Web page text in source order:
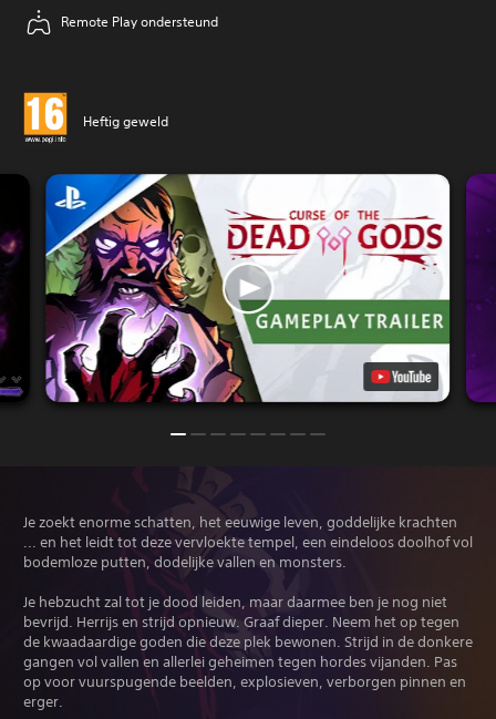
Remote Play ondersteund
Heftig geweld
Je zoekt enorme schatten, het eeuwige leven, goddelijke krachten
... en het leidt tot deze vervloekte tempel, een eindeloos doolhof vol
bodemloze putten, dodelijke vallen en monsters.
Je hebzucht zal tot je dood leiden, maar daarmee ben je nog niet
bevrijd. Herrijs en strijd opnieuw. Graaf dieper. Neem het op tegen
de kwaadaardige goden die deze plek bewonen. Strijd in de donkere
gangen vol vallen en allerlei geheimen tegen hordes vijanden. Pas
op voor vuurspugende beelden, explosieven, verborgen pinnen en
erger.